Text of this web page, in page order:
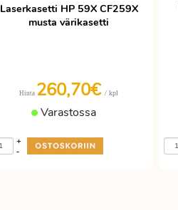
Laserkasetti HP 59X CF259X
musta värikasetti
Hinta 260,70€ / kpl
Varastossa
-
+